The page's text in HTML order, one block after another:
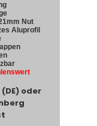
Nut
Aluprofil
oder